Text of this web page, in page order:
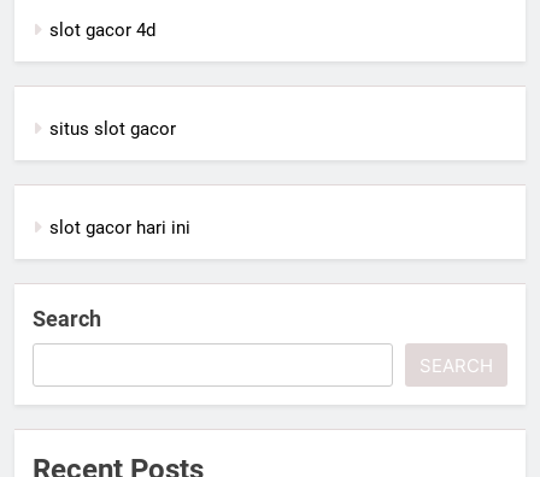
slot gacor 4d
situs slot gacor
slot gacor hari ini
Search
SEARCH
Recent Posts